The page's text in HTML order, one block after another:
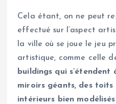
Cela étant, on ne peut
effectué sur l’aspect
la ville où se joue le jeu
artistique, comme celle
buildings qui s’étendent
miroirs géants, des toits
intérieurs bien